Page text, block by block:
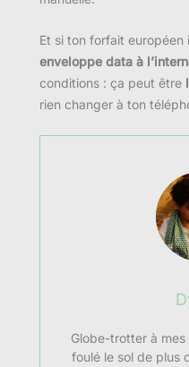
Et si ton forfait européen
enveloppe data à
conditions : ça peut être
rien changer à ton
Globe-trotter à mes
foulé le sol de plus